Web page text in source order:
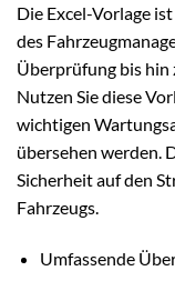
Die Excel-Vorlage
des
Überprüfung bis
Nutzen Sie diese
wichtigen
übersehen werden.
Sicherheit auf den
Fahrzeugs.
Umfassende